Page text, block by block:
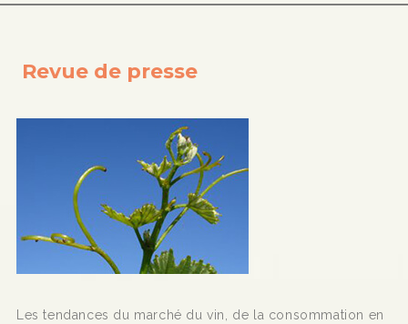
Revue de presse
Les tendances du marché du vin, de la consommation en